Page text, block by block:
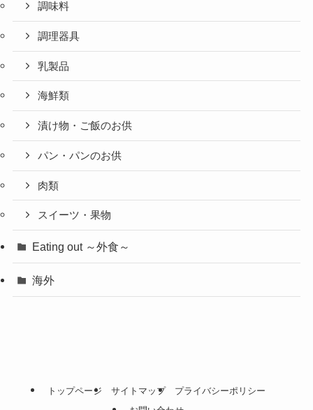
調味料
調理器具
乳製品
海鮮類
漬け物・ご飯のお供
パン・パンのお供
肉類
スイーツ・果物
Eating out ～外食～
海外
トップページ サイトマップ
プライバシーポリシー